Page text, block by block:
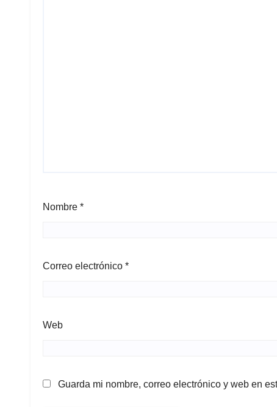
Nombre *
Correo electrónico *
Web
Guarda mi nombre, correo electrónico y web en